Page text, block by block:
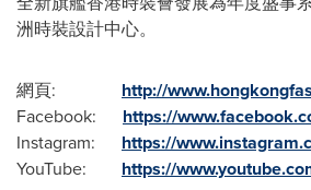
洲時裝設計中心。
網頁: http://
Facebook: https://
Instagram: https://
YouTube: https://